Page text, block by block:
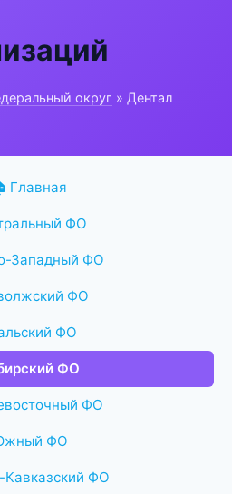
округ » Дентал
Главная
ФО
Западный ФО
ФО
ФО
ФО
ФО
ФО
Кавказский ФО